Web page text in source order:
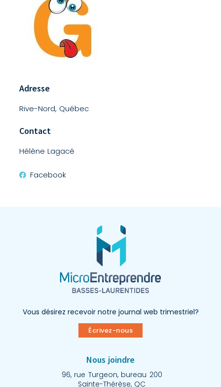
Adresse
Rive-Nord, Québec
Contact
Hélène Lagacé
Facebook
Vous désirez recevoir notre journal web trimestriel?
Écrivez-nous
Nous joindre
96, rue Turgeon, bureau 200
Sainte-Thérèse, QC